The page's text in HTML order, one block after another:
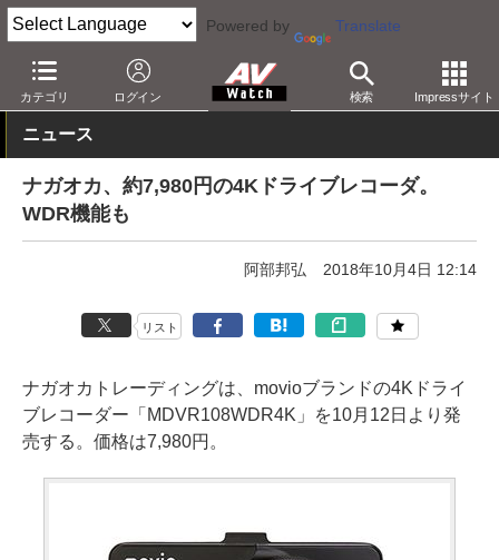
Powered by Translate
カテゴリ ログイン 検索 Impressサイト
AV Watch 製品 カーナビ/オーディオ
ニュース
ナガオカ、約7,980円の4Kドライブレコーダ。
WDR機能も
阿部邦弘 2018年10月4日 12:14
リスト
ナガオカトレーディングは、movioブランドの4Kドライ
ブレコーダー「MDVR108WDR4K」を10月12日より発
売する。価格は7,980円。